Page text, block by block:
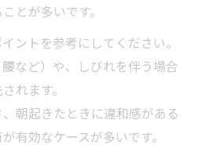
とが多いです。
ントを参考にしてください。
など）や、しびれを伴う場合
れます。
朝起きたときに違和感がある
有効なケースが多いです。